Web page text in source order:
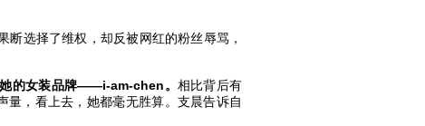
选择了维权，却反被网红的粉丝辱骂，
的女装品牌——i-am-chen。 相比背后有
，看上去，她都毫无胜算。支晨告诉自